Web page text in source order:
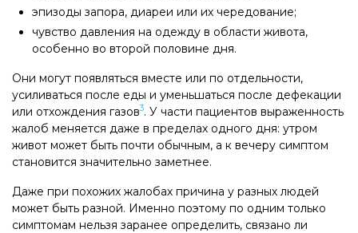
эпизоды запора, диареи или их чередование;
чувство давления на одежду в области живота,
особенно во второй половине дня.
Они могут появляться вместе или по отдельности,
усиливаться после еды и уменьшаться после дефекации
или отхождения газов3. У части пациентов выраженность
жалоб меняется даже в пределах одного дня: утром
живот может быть почти обычным, а к вечеру симптом
становится значительно заметнее.
Даже при похожих жалобах причина у разных людей
может быть разной. Именно поэтому по одним только
симптомам нельзя заранее определить, связано ли